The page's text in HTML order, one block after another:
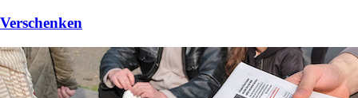
Verschenken